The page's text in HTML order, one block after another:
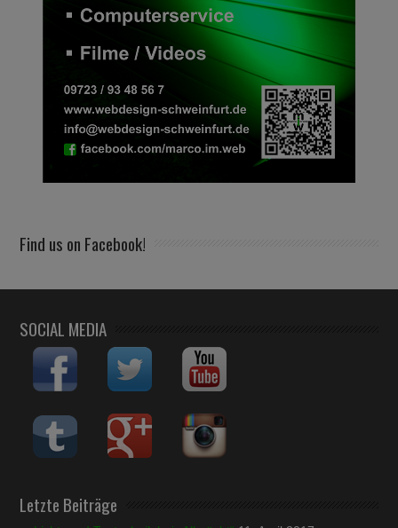
Find us on Facebook!
SOCIAL MEDIA
Letzte Beiträge